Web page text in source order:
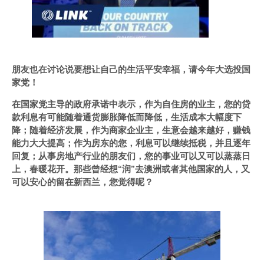
朋友也在讨论说要想让自己的生活平安幸福，请今年大选投国
家党！
在国家党主导的政府承诺中表示，作为自住房的业主，您的贷
款利息有可能随着通货膨胀降低而降低，生活成本大幅度下
降；随着经济发展，作为商家企业主，生意会越来越好，赚钱
能力大大提高；作为房东的您，利息可以继续抵税，并且逐年
回复；从事房地产行业的朋友们，您的事业可以又可以蒸蒸日
上，春暖花开。 那些曾经想“润”去澳洲或者其他国家的人，又
可以安心的留在新西兰，您觉得呢？